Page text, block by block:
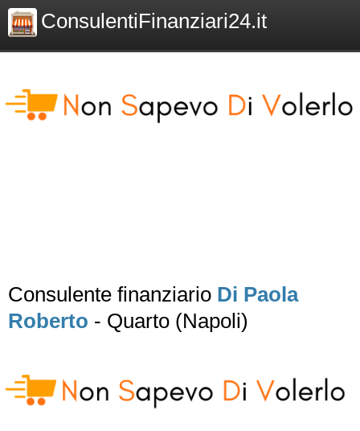
ConsulentiFinanziari24.it
Consulente finanziario Di Paola
Roberto - Quarto (Napoli)